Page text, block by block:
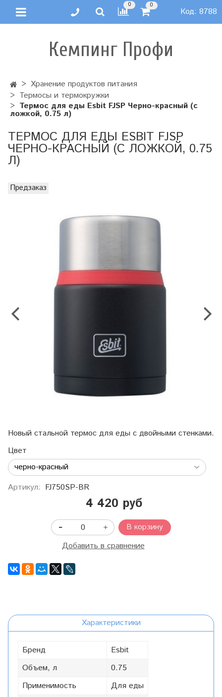
0 0
Код: 8788
Кемпинг Профи
Хранение продуктов питания
Термосы и термокружки
Термос для еды Esbit FJSP Черно-красный (с
ложкой, 0.75 л)
ТЕРМОС ДЛЯ ЕДЫ ESBIT FJSP
ЧЕРНО-КРАСНЫЙ (С ЛОЖКОЙ, 0.75
Л)
Предзаказ
Новый стальной термос для еды с двойными стенками.
Цвет
Артикул: FJ750SP-BR
4 420 руб
В корзину
Добавить в сравнение
Характеристики
Бренд
Esbit
Объем, л
0.75
Применимость
Для еды